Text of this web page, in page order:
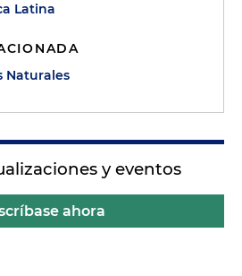
Latina
Naturales
y eventos
ahora